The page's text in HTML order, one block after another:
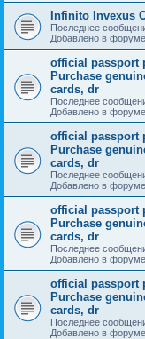
Infinito Invexus
Последнее
Добавлено в форуме
official passport
Purchase
cards, dr
Последнее
Добавлено в форуме
official passport
Purchase
cards, dr
Последнее
Добавлено в форуме
official passport
Purchase
cards, dr
Последнее
Добавлено в форуме
official passport
Purchase
cards, dr
Последнее
Добавлено в форуме